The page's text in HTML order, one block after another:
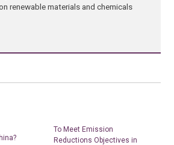
renewable materials and chemicals
To Meet Emission
Reductions Objectives in